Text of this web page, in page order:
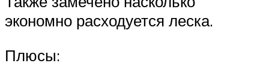
экономно расходуется леска.
Плюсы: